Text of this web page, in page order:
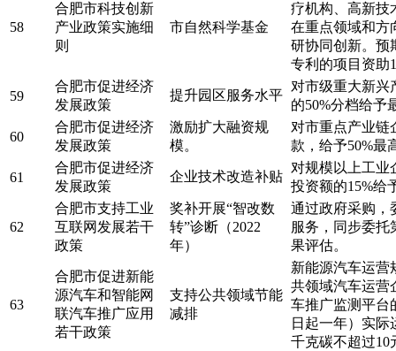
58
合肥市科技创新
产业政策实施细
则
市自然科学基金
疗机构、高新技
在重点领域和方
研协同创新。预
专利的项目资助
59
合肥市促进经济
发展政策
提升园区服务水平
对市级重大新兴
的50%分档给予
60
合肥市促进经济
发展政策
激励扩大融资规
模。
对市重点产业链
款，给予50%最
61
合肥市促进经济
发展政策
企业技术改造补贴
对规模以上工业
投资额的15%给
62
合肥市支持工业
互联网发展若干
政策
奖补开展“智改数
转”诊断（2022
年）
通过政府采购，
服务，同步委托
果评估。
63
合肥市促进新能
源汽车和智能网
联汽车推广应用
若干政策
支持公共领域节能
减排
新能源汽车运营
共领域汽车运营
车推广监测平台
日起一年）实
千克碳不超过10